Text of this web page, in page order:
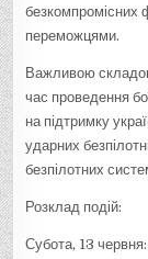
безкомпромісних
переможцями.
Важливою
час проведення
на підтримку
ударних
безпілотних
Розклад подій:
Субота, 13 червня: